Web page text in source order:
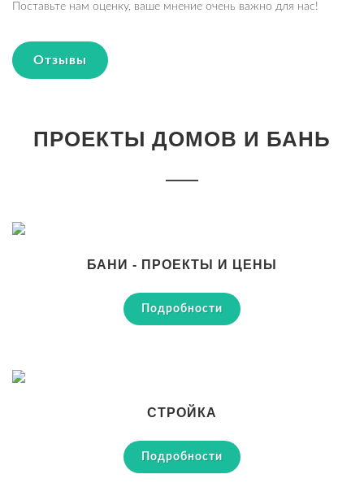
Поставьте нам оценку, ваше мнение очень важно для нас!
Отзывы
ПРОЕКТЫ ДОМОВ И БАНЬ
БАНИ - ПРОЕКТЫ И ЦЕНЫ
Подробности
СТРОЙКА
Подробности